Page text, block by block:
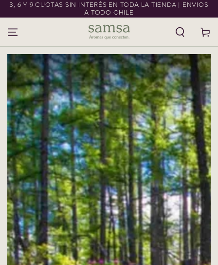
IR AL CONTENIDO
3, 6 Y 9 CUOTAS SIN INTERÉS EN TODA LA TIENDA | ENVIOS
A TODO CHILE
Carrito
IR A LA
INFORMACIÓN DEL
PRODUCTO